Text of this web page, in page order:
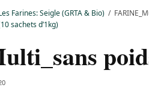
Farines: Seigle (GRTA & Bio)
sachets d’1kg)